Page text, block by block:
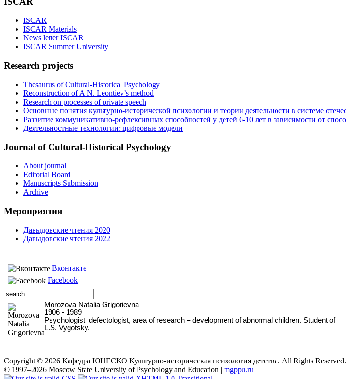
ISCAR
ISCAR Materials
News letter ISCAR
ISCAR Summer University
Research projects
Thesaurus of Cultural-Historical Psychology
Reconstruction of A.N. Leontiev’s method
Research on processes of private speech
Основные понятия культурно-исторической психологии и теории деятельности в системе
Развитие коммуникативно-рефлексивных способностей у детей 6-10 лет в зависимости от
Деятельностные технологии: цифровые модели
Journal of Cultural-Historical Psychology
About journal
Editorial Board
Manuscripts Submission
Archive
Мероприятия
Давыдовские чтения 2020
Давыдовские чтения 2022
Вконтакте
Facebook
Morozova Natalia Grigorievna
1906 - 1989
Psychologist, defectologist, area of research – development of abnormal children. Student of
L.S. Vygotsky.
Copyright © 2026 Кафедра ЮНЕСКО Культурно-историческая психология детства. All Rights Reserved.
© 1997–2026 Moscow State University of Psychology and Education | mgppu.ru